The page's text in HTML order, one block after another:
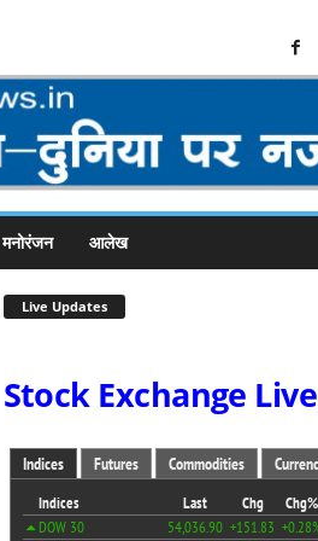
मनोरंजन आलेख
Live Updates
Stock Exchange Live